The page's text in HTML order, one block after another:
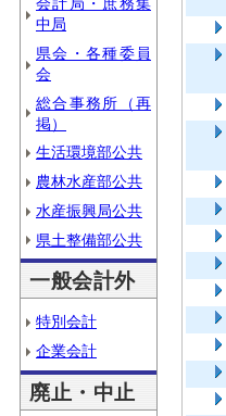
中局
県会・各種委員
会
総合事務所（再
掲）
生活環境部公共
農林水産部公共
水産振興局公共
県土整備部公共
一般会計外
特別会計
企業会計
廃止・中止